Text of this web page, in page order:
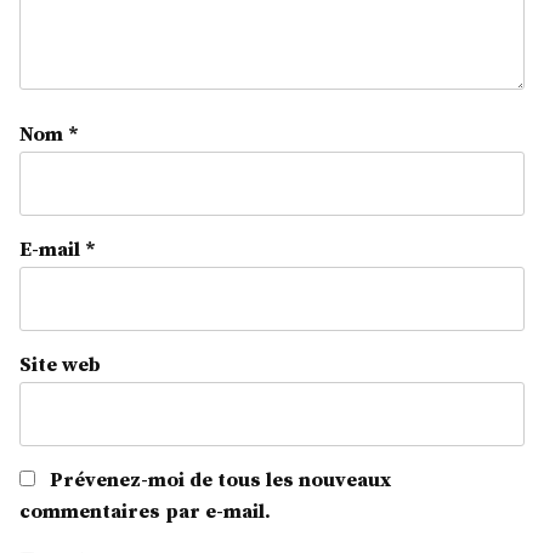
Nom *
E-mail *
Site web
Prévenez-moi de tous les nouveaux
commentaires par e-mail.